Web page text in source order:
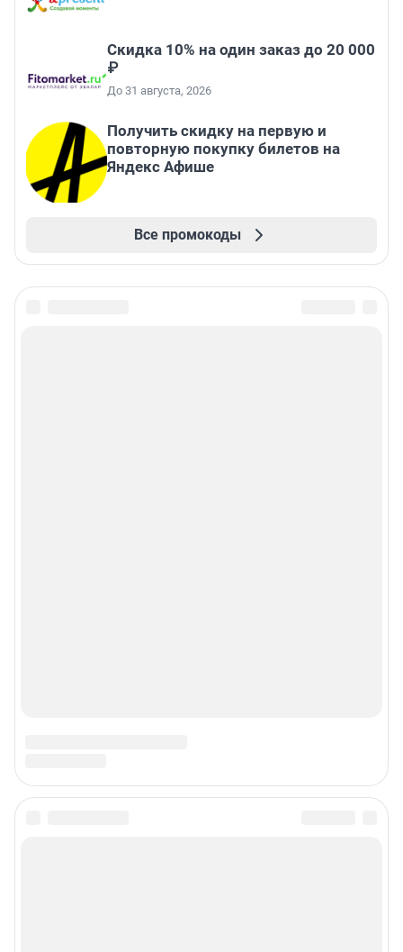
Скидка 10% на один заказ до 20 000
₽
До 31 августа, 2026
Получить скидку на первую и
повторную покупку билетов на
Яндекс Афише
Все промокоды